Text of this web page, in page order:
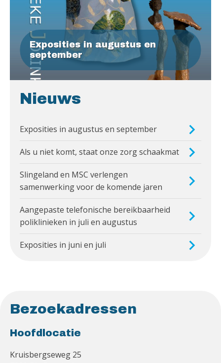
Exposities in augustus en
september
Nieuws
Exposities in augustus en september
Als u niet komt, staat onze zorg schaakmat
Slingeland en MSC verlengen
samenwerking voor de komende jaren
Aangepaste telefonische bereikbaarheid
poliklinieken in juli en augustus
Exposities in juni en juli
Bezoekadressen
Hoofdlocatie
Kruisbergseweg 25